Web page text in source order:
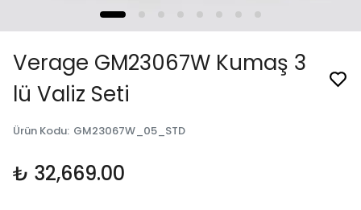
Verage GM23067W Kumaş 3
lü Valiz Seti
Ürün Kodu: GM23067W_05_STD
₺ 32,669.00